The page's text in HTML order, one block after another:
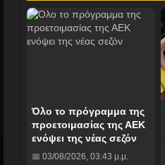
Όλο το πρόγραμμα της
προετοιμασίας της ΑΕΚ
ενόψει της νέας σεζόν
📅 03/08/2026, 03:43 μ.μ.